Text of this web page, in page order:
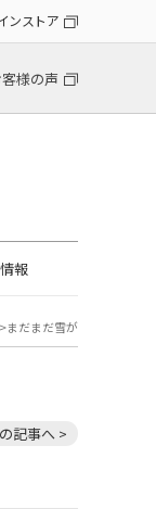
ンストア
様の声
報
まだまだ雪が
記事へ >